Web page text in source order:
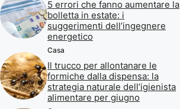
5 errori che fanno aumentare la
bolletta in estate: i
suggerimenti dell’ingegnere
energetico
Casa
Il trucco per allontanare le
formiche dalla dispensa: la
strategia naturale dell’igienista
alimentare per giugno